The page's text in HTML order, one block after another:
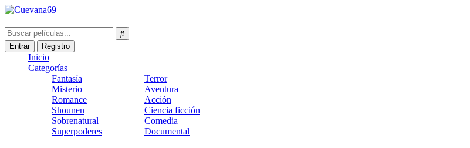
Entrar Registro
Inicio
Categorías
Fantasía
Misterio
Romance
Shounen
Sobrenatural
Superpoderes
Terror
Aventura
Acción
Ciencia ficción
Comedia
Documental